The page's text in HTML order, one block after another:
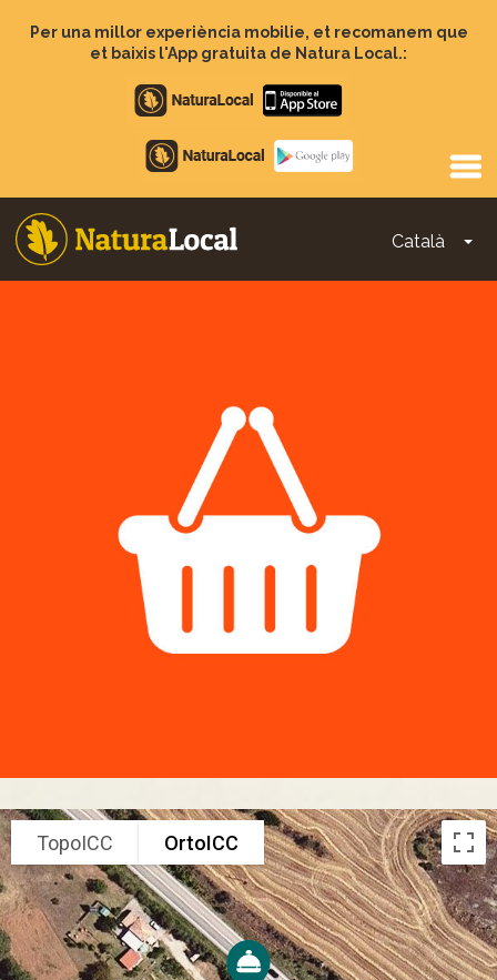
Per una millor experiència mobilie, et recomanem que
et baixis l'App gratuita de Natura Local.:
Apple
store
Google
Play
Català
Main
TopoICC OrtoICC